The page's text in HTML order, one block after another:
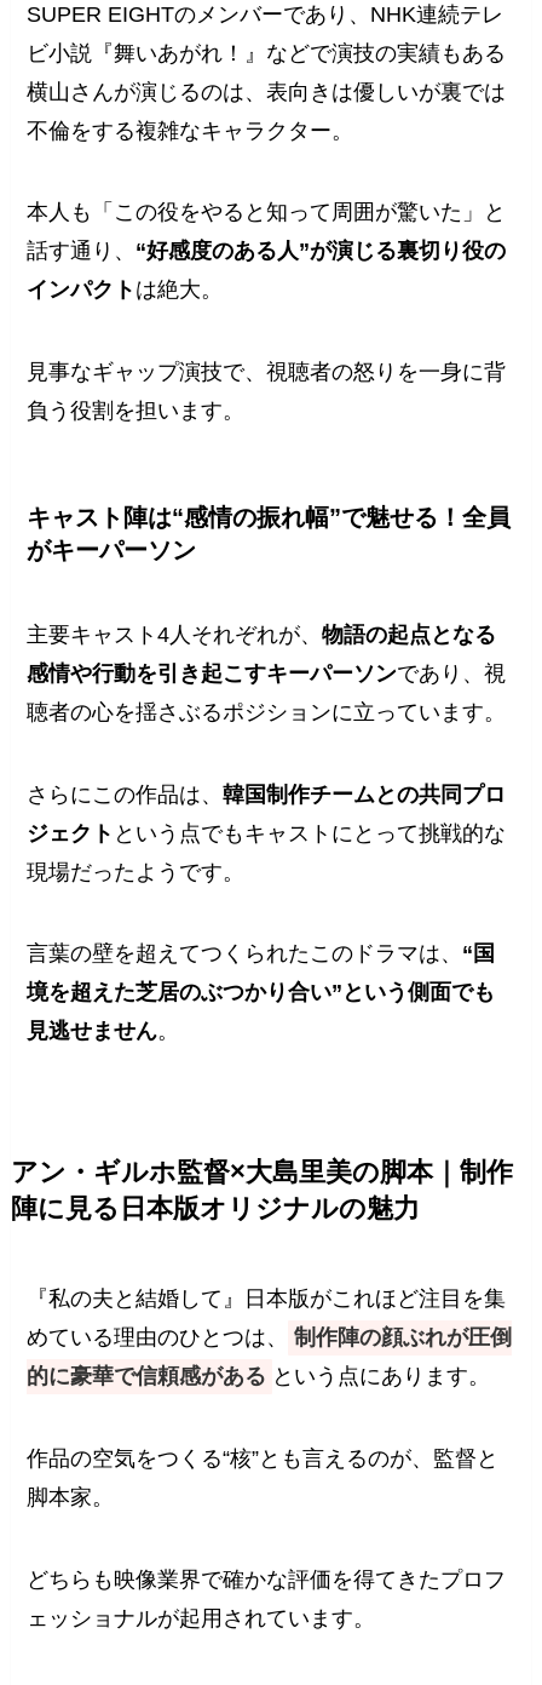
SUPER EIGHTのメンバーであり、NHK連続テレ
ビ小説『舞いあがれ！』などで演技の実績もある
横山さんが演じるのは、表向きは優しいが裏では
不倫をする複雑なキャラクター。
本人も「この役をやると知って周囲が驚いた」と
話す通り、 “好感度のある人”が演じる裏切り役の
インパクト は絶大。
見事なギャップ演技で、視聴者の怒りを一身に背
負う役割を担います。
キャスト陣は“感情の振れ幅”で魅せる！全員
がキーパーソン
主要キャスト4人それぞれが、物語の起点となる
感情や行動を引き起こすキーパーソンであり、視
聴者の心を揺さぶるポジションに立っています。
さらにこの作品は、韓国制作チームとの共同プロ
ジェクト という点でもキャストにとって挑戦的な
現場だったようです。
言葉の壁を超えてつくられたこのドラマは、 “国
境を超えた芝居のぶつかり合い”という側面でも
見逃せません。
アン・ギルホ監督×大島里美の脚本｜制作
陣に見る日本版オリジナルの魅力
『私の夫と結婚して』日本版がこれほど注目を集
めている理由のひとつは、
制作陣の顔ぶれが圧倒
的に豪華で信頼感がある という点にあります。
作品の空気をつくる“核”とも言えるのが、監督と
脚本家。
どちらも映像業界で確かな評価を得てきたプロフ
ェッショナルが起用されています。